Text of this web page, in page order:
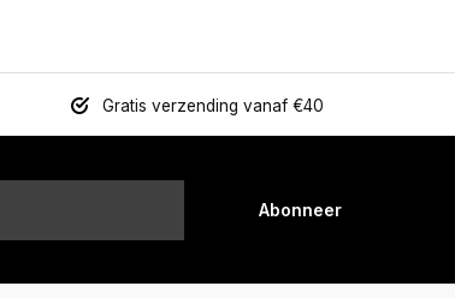
Gratis verzending vanaf €40
Abonneer